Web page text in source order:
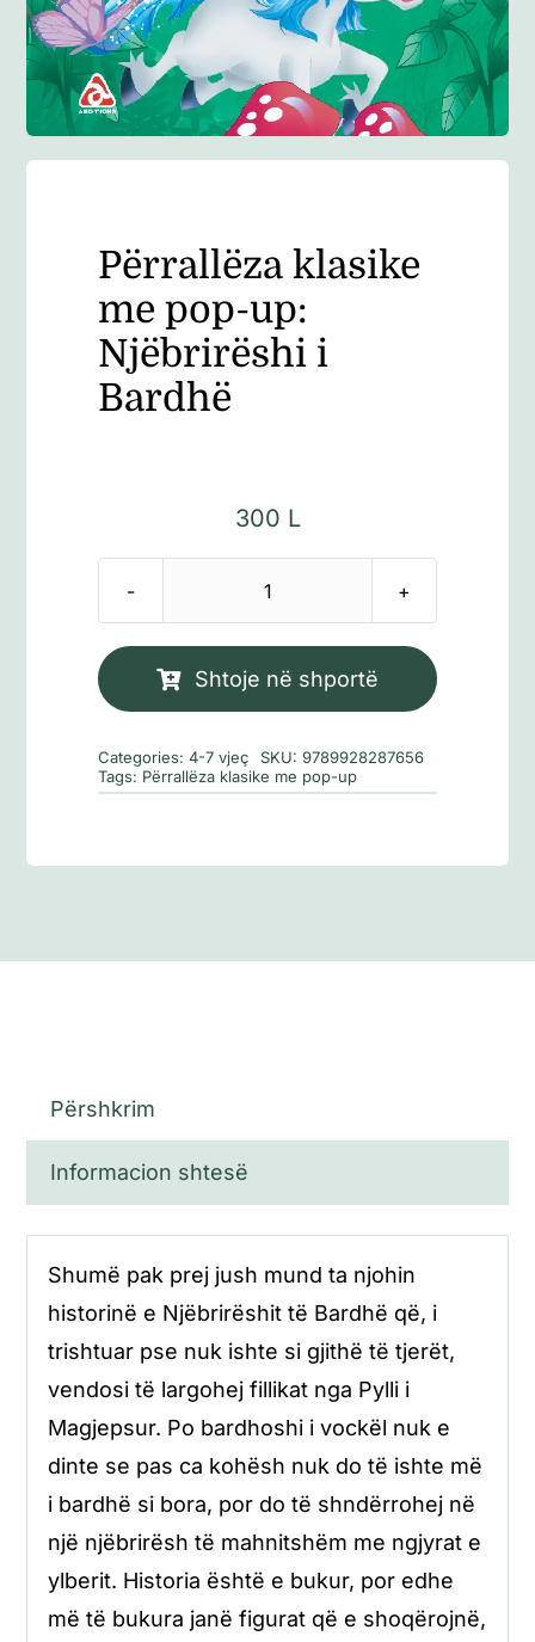
Anglisht
Ditarë
Blog
Përrallëza klasike
me pop-up:
Njëbrirëshi i
Bardhë
300 L
Sasi
klasike
me
up:
Bardhë
Shtoje në shportë
Categories:4-7 vjeç SKU:9789928287656
Tags: Përrallëza klasike me pop-up
Përshkrim
Informacion shtesë
Shumë pak prej jush mund ta njohin
historinë e Njëbrirëshit të Bardhë që, i
trishtuar pse nuk ishte si gjithë të tjerët,
vendosi të largohej fillikat nga Pylli i
Magjepsur. Po bardhoshi i vockël nuk e
dinte se pas ca kohësh nuk do të ishte më
i bardhë si bora, por do të shndërrohej në
një njëbrirësh të mahnitshëm me ngjyrat e
ylberit. Historia është e bukur, por edhe
më të bukura janë figurat që e shoqërojnë,